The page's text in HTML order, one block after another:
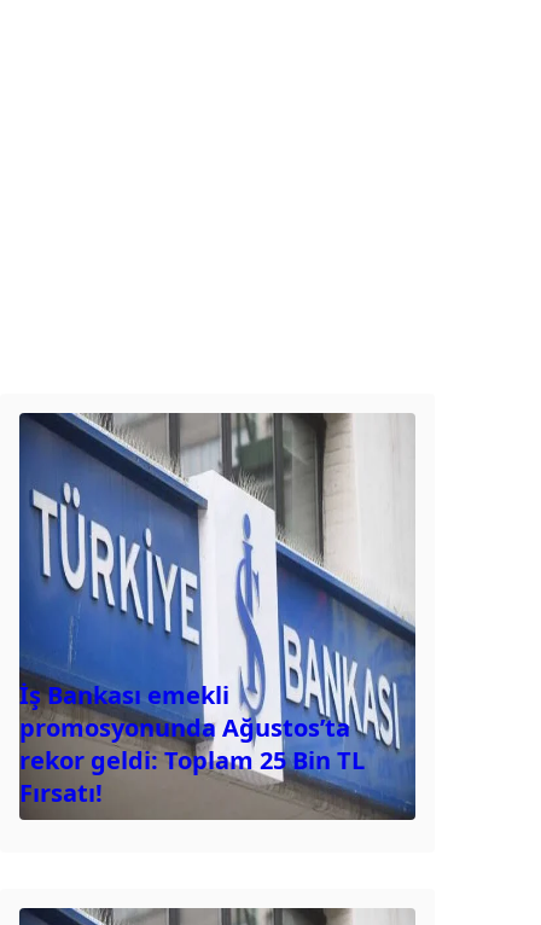
İş Bankası emekli
promosyonunda Ağustos’ta
rekor geldi: Toplam 25 Bin TL
Fırsatı!